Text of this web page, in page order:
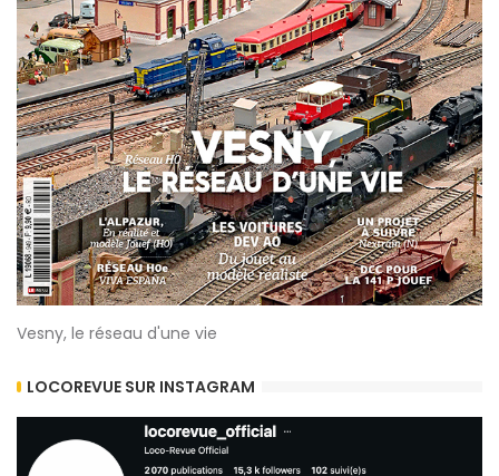
Vesny, le réseau d'une vie
LOCOREVUE SUR INSTAGRAM